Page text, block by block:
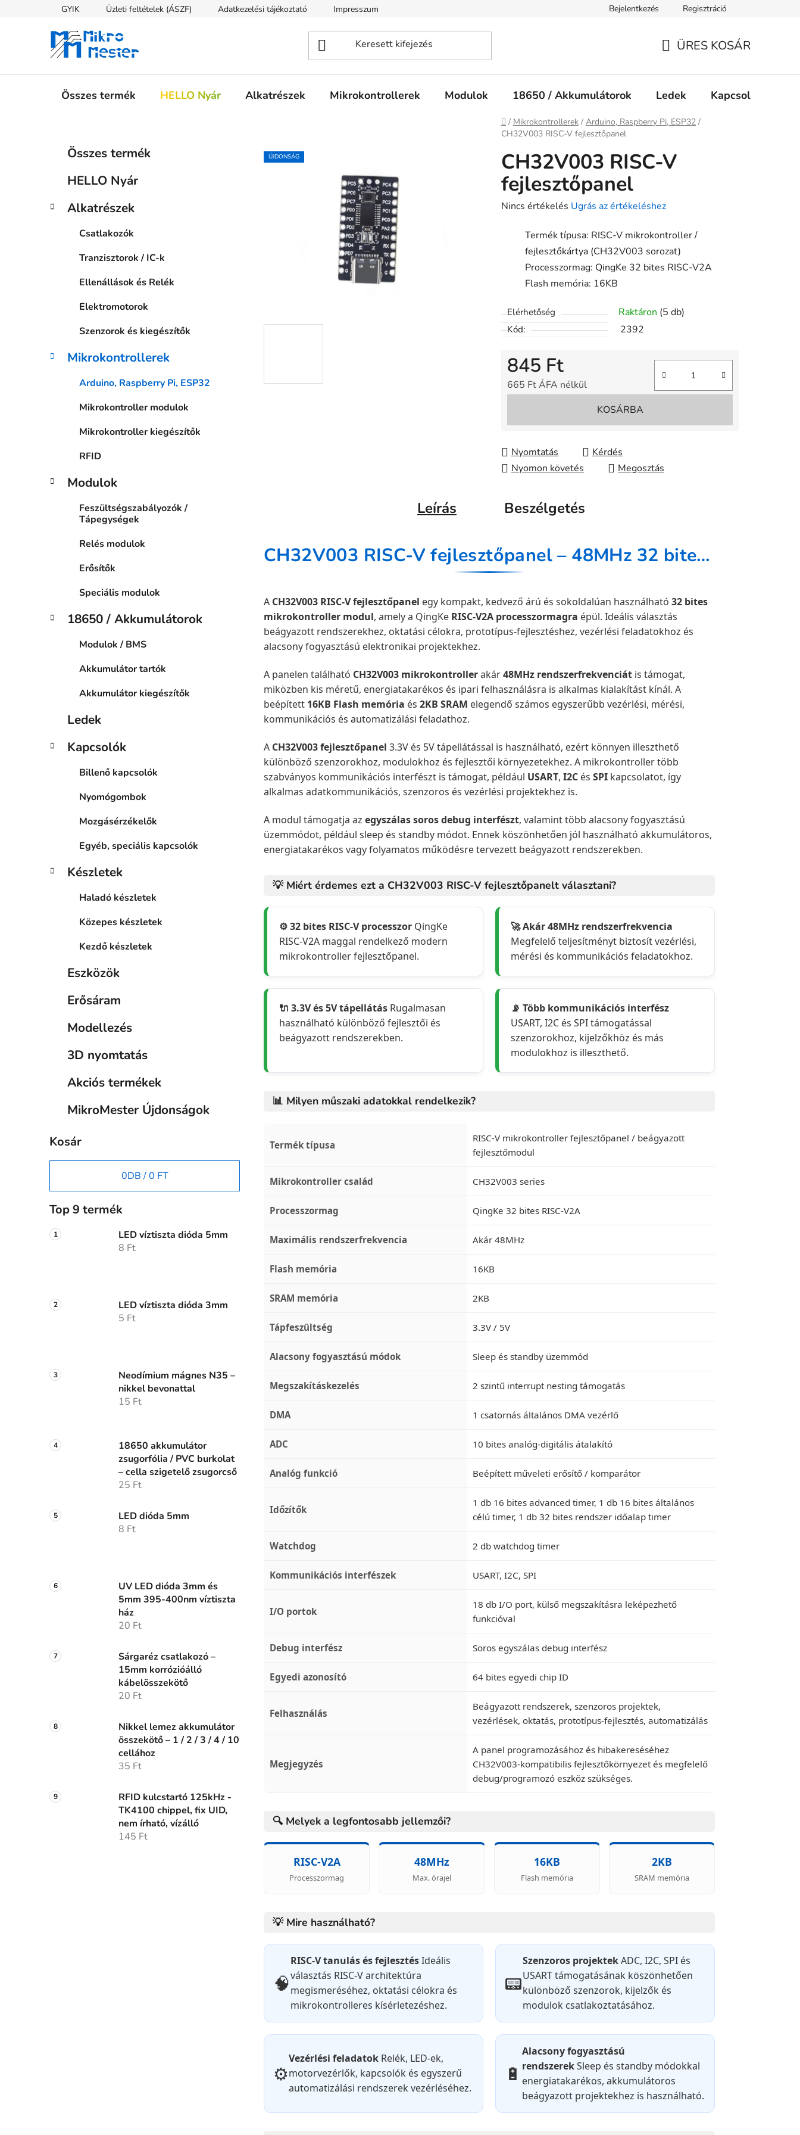
tartalomhoz
GYIK Üzleti feltételek (ÁSZF) Adatkezelési tájékoztató Impresszum Süti tájékoztató
Bejelentkezés Regisztráció
ÜRES KOSÁR
Összes termék HELLO Nyár Alkatrészek Mikrokontrollerek Modulok 18650 / Akkumulátorok Ledek Kapcsolók
Kezdőlap
/ Mikrokontrollerek / Arduino, Raspberry Pi, ESP32 /
CH32V003 RISC-V fejlesztőpanel
l
Kategóriák
átugrása
ó
Összes termék
HELLO Nyár
Alkatrészek
Csatlakozók
Tranzisztorok / IC-k
Ellenállások és Relék
Elektromotorok
Szenzorok és kiegészítők
Mikrokontrollerek
Arduino, Raspberry Pi, ESP32
Mikrokontroller modulok
Mikrokontroller kiegészítők
RFID
Modulok
Feszültségszabályozók /
Tápegységek
Relés modulok
Erősítők
Speciális modulok
18650 / Akkumulátorok
Modulok / BMS
Akkumulátor tartók
Akkumulátor kiegészítők
Ledek
Kapcsolók
Billenő kapcsolók
Nyomógombok
Mozgásérzékelők
Egyéb, speciális kapcsolók
Készletek
Haladó készletek
Közepes készletek
Kezdő készletek
Eszközök
Erősáram
Modellezés
3D nyomtatás
Akciós termékek
MikroMester Újdonságok
Kosár
0DB /0 FT
Top 9 termék
LED víztiszta dióda 5mm
8 Ft
LED víztiszta dióda 3mm
5 Ft
Neodímium mágnes N35 –
nikkel bevonattal
15 Ft
18650 akkumulátor
zsugorfólia / PVC burkolat
– cella szigetelő zsugorcső
25 Ft
LED dióda 5mm
8 Ft
UV LED dióda 3mm és
5mm 395-400nm víztiszta
ház
20 Ft
Sárgaréz csatlakozó –
15mm korrózióálló
kábelösszekötő
20 Ft
Nikkel lemez akkumulátor
összekötő – 1 / 2 / 3 / 4 / 10
cellához
35 Ft
RFID kulcstartó 125kHz -
TK4100 chippel, fix UID,
nem írható, vízálló
145 Ft
CH32V003 RISC-V
fejlesztőpanel
A
átlagos
értékelése
csillag.
Nincs értékelés Ugrás az értékeléshez
Termék típusa: RISC-V mikrokontroller /
fejlesztőkártya (CH32V003 sorozat)
Processzormag: QingKe 32 bites RISC-V2A
Flash memória: 16KB
Elérhetőség Raktáron (5 db)
Kód: 2392
845 Ft
665 Ft ÁFA nélkül
KOSÁRBA
Nyomtatás
Kérdés
Nyomon követés
Megosztás
ÚJDONSÁG
Leírás Beszélgetés
CH32V003 RISC-V fejlesztőpanel – 48MHz 32 bites mikrokontroller modul 3.3V/5V rendszerekhez
A CH32V003 RISC-V fejlesztőpanel egy kompakt, kedvező árú és sokoldalúan használható 32 bites
mikrokontroller modul, amely a QingKe RISC-V2A processzormagra épül. Ideális választás
beágyazott rendszerekhez, oktatási célokra, prototípus-fejlesztéshez, vezérlési feladatokhoz és
alacsony fogyasztású elektronikai projektekhez.
A panelen található CH32V003 mikrokontrollerakár48MHz rendszerfrekvenciát is támogat,
miközben kis méretű, energiatakarékos és ipari felhasználásra is alkalmas kialakítást kínál. A
beépített 16KB Flash memória és 2KB SRAM elegendő számos egyszerűbb vezérlési, mérési,
kommunikációs és automatizálási feladathoz.
A CH32V003 fejlesztőpanel 3.3V és 5V tápellátással is használható, ezért könnyen illeszthető
különböző szenzorokhoz, modulokhoz és fejlesztői környezetekhez. A mikrokontroller több
szabványos kommunikációs interfészt is támogat, például USART, I2C és SPI kapcsolatot, így
alkalmas adatkommunikációs, szenzoros és vezérlési projektekhez is.
A modul támogatja az egyszálas soros debug interfészt, valamint több alacsony fogyasztású
üzemmódot, például sleep és standby módot. Ennek köszönhetően jól használható akkumulátoros,
energiatakarékos vagy folyamatos működésre tervezett beágyazott rendszerekben.
💡 Miért érdemes ezt a CH32V003 RISC-V fejlesztőpanelt választani?
⚙️ 32 bites RISC-V processzor QingKe
RISC-V2A maggal rendelkező modern
mikrokontroller fejlesztőpanel.
🚀 Akár 48MHz rendszerfrekvencia
Megfelelő teljesítményt biztosít vezérlési,
mérési és kommunikációs feladatokhoz.
🔌 3.3V és 5V tápellátás Rugalmasan
használható különböző fejlesztői és
beágyazott rendszerekben.
📡 Több kommunikációs interfész
USART, I2C és SPI támogatással
szenzorokhoz, kijelzőkhöz és más
modulokhoz is illeszthető.
📊 Milyen műszaki adatokkal rendelkezik?
Termék típusa
RISC-V mikrokontroller fejlesztőpanel / beágyazott
fejlesztőmodul
Mikrokontroller család CH32V003 series
Processzormag QingKe 32 bites RISC-V2A
Maximális rendszerfrekvencia Akár 48MHz
Flash memória 16KB
SRAM memória 2KB
Tápfeszültség 3.3V / 5V
Alacsony fogyasztású módok Sleep és standby üzemmód
Megszakításkezelés 2 szintű interrupt nesting támogatás
DMA 1 csatornás általános DMA vezérlő
ADC 10 bites analóg-digitális átalakító
Analóg funkció Beépített műveleti erősítő / komparátor
Időzítők
1 db 16 bites advanced timer, 1 db 16 bites általános
célú timer, 1 db 32 bites rendszer időalap timer
Watchdog 2 db watchdog timer
Kommunikációs interfészek USART, I2C, SPI
I/O portok
18 db I/O port, külső megszakításra leképezhető
funkcióval
Debug interfész Soros egyszálas debug interfész
Egyedi azonosító 64 bites egyedi chip ID
Felhasználás
Beágyazott rendszerek, szenzoros projektek,
vezérlések, oktatás, prototípus-fejlesztés, automatizálás
Megjegyzés
A panel programozásához és hibakereséséhez
CH32V003-kompatibilis fejlesztőkörnyezet és megfelelő
debug/programozó eszköz szükséges.
🔍 Melyek a legfontosabb jellemzői?
RISC-V2A
Processzormag
48MHz
Max. órajel
16KB
Flash memória
2KB
SRAM memória
💡 Mire használható?
🧠
RISC-V tanulás és fejlesztésIdeális
választás RISC-V architektúra
megismeréséhez, oktatási célokra és
mikrokontrolleres kísérletezéshez.
📟
Szenzoros projektekADC, I2C, SPI és
USART támogatásának köszönhetően
különböző szenzorok, kijelzők és
modulok csatlakoztatásához.
⚙️
Vezérlési feladatok Relék, LED-ek,
motorvezérlők, kapcsolók és egyszerű
automatizálási rendszerek vezérléséhez.
🔋
Alacsony fogyasztású
rendszerekSleep és standby módokkal
energiatakarékos, akkumulátoros
beágyazott projektekhez is használható.